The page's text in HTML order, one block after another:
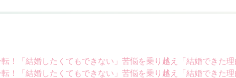
！「結婚したくてもできない」苦悩を乗り越え「結婚できた
！「結婚したくてもできない」苦悩を乗り越え「結婚できた